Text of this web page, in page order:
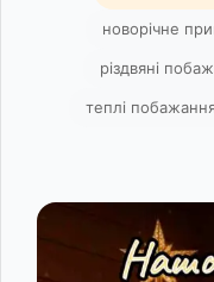
новорічне
різдвяні
теплі